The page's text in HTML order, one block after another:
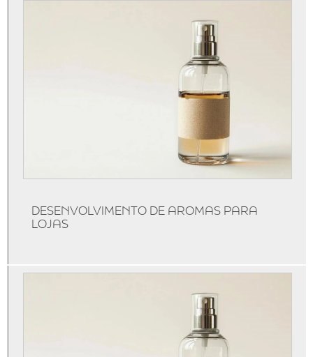
Produtos de marketing olfativo
DESENVOLVIMENTO DE AROMAS PARA
LOJAS